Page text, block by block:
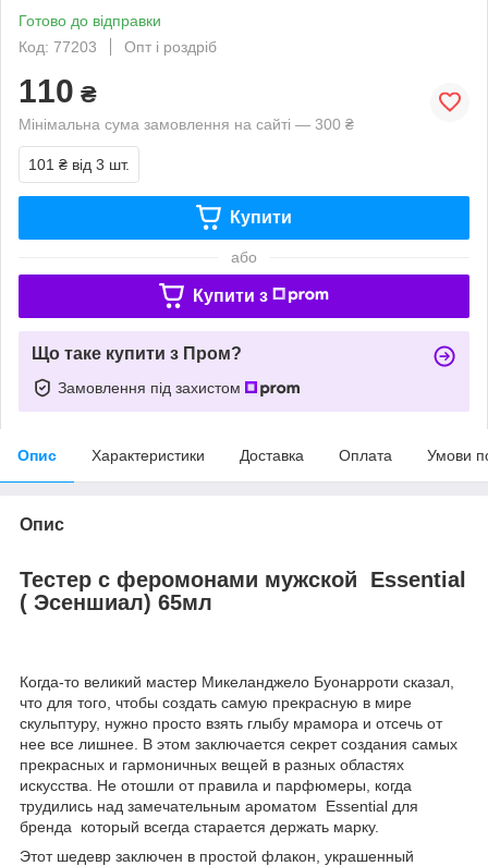
Готово до відправки
Код: 77203
Опт і роздріб
110 ₴
Мінімальна сума замовлення на сайті — 300 ₴
101 ₴ від 3 шт.
Купити
або
Купити з
Що таке купити з Пром?
Замовлення під захистом
Опис Характеристики Доставка Оплата Умови
Опис
Тестер с феромонами мужской Essential
( Эсеншиал) 65мл
Когда-то великий мастер Микеланджело Буонарроти сказал,
что для того, чтобы создать самую прекрасную в мире
скульптуру, нужно просто взять глыбу мрамора и отсечь от
нее все лишнее. В этом заключается секрет создания самых
прекрасных и гармоничных вещей в разных областях
искусства. Не отошли от правила и парфюмеры, когда
трудились над замечательным ароматом Essential для
бренда который всегда старается держать марку.
Этот шедевр заключен в простой флакон, украшенный